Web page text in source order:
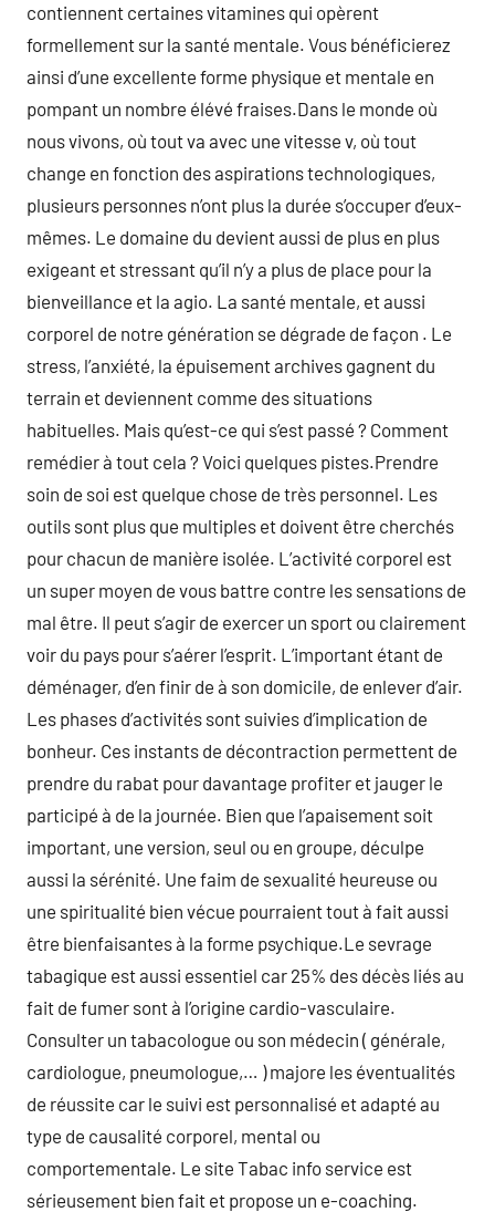
contiennent certaines vitamines qui opèrent
formellement sur la santé mentale. Vous bénéficierez
ainsi d’une excellente forme physique et mentale en
pompant un nombre élévé fraises.Dans le monde où
nous vivons, où tout va avec une vitesse v, où tout
change en fonction des aspirations technologiques,
plusieurs personnes n’ont plus la durée s’occuper d’eux-
mêmes. Le domaine du devient aussi de plus en plus
exigeant et stressant qu’il n’y a plus de place pour la
bienveillance et la agio. La santé mentale, et aussi
corporel de notre génération se dégrade de façon . Le
stress, l’anxiété, la épuisement archives gagnent du
terrain et deviennent comme des situations
habituelles. Mais qu’est-ce qui s’est passé ? Comment
remédier à tout cela ? Voici quelques pistes.Prendre
soin de soi est quelque chose de très personnel. Les
outils sont plus que multiples et doivent être cherchés
pour chacun de manière isolée. L’activité corporel est
un super moyen de vous battre contre les sensations de
mal être. Il peut s’agir de exercer un sport ou clairement
voir du pays pour s’aérer l’esprit. L’important étant de
déménager, d’en finir de à son domicile, de enlever d’air.
Les phases d’activités sont suivies d’implication de
bonheur. Ces instants de décontraction permettent de
prendre du rabat pour davantage profiter et jauger le
participé à de la journée. Bien que l’apaisement soit
important, une version, seul ou en groupe, déculpe
aussi la sérénité. Une faim de sexualité heureuse ou
une spiritualité bien vécue pourraient tout à fait aussi
être bienfaisantes à la forme psychique.Le sevrage
tabagique est aussi essentiel car 25% des décès liés au
fait de fumer sont à l’origine cardio-vasculaire.
Consulter un tabacologue ou son médecin ( générale,
cardiologue, pneumologue,… ) majore les éventualités
de réussite car le suivi est personnalisé et adapté au
type de causalité corporel, mental ou
comportementale. Le site Tabac info service est
sérieusement bien fait et propose un e-coaching.